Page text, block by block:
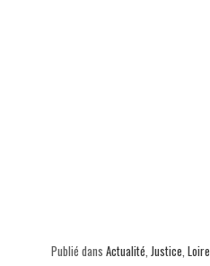
Publié dans Actualité Justice Loire